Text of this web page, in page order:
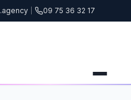
09 75 36 32 17